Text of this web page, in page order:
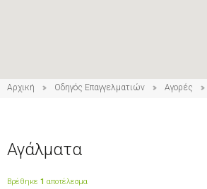
Αρχική Οδηγός Επαγγελματιών Αγορές
Αγάλματα
Βρέθηκε 1 αποτέλεσμα